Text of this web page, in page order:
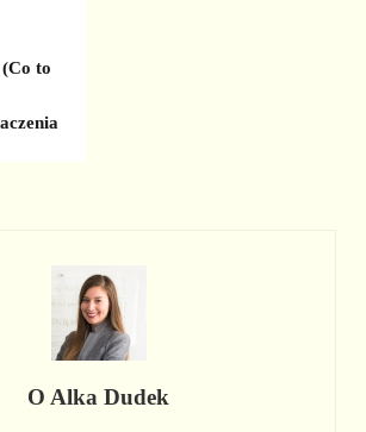
to
O Alka Dudek